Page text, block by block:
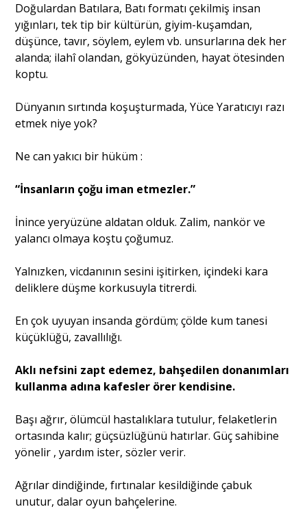
Doğulardan Batılara, Batı formatı çekilmiş insan
yığınları, tek tip bir kültürün, giyim-kuşamdan,
düşünce, tavır, söylem, eylem vb. unsurlarına dek her
alanda; ilahî olandan, gökyüzünden, hayat ötesinden
koptu.
Dünyanın sırtında koşuşturmada, Yüce Yaratıcıyı razı
etmek niye yok?
Ne can yakıcı bir hüküm :
“İnsanların çoğu iman etmezler.”
İnince yeryüzüne aldatan olduk. Zalim, nankör ve
yalancı olmaya koştu çoğumuz.
Yalnızken, vicdanının sesini işitirken, içindeki kara
deliklere düşme korkusuyla titrerdi.
En çok uyuyan insanda gördüm; çölde kum tanesi
küçüklüğü, zavallılığı.
Aklı nefsini zapt edemez, bahşedilen donanımları
kullanma adına kafesler örer kendisine.
Başı ağrır, ölümcül hastalıklara tutulur, felaketlerin
ortasında kalır; güçsüzlüğünü hatırlar. Güç sahibine
yönelir , yardım ister, sözler verir.
Ağrılar dindiğinde, fırtınalar kesildiğinde çabuk
unutur, dalar oyun bahçelerine.